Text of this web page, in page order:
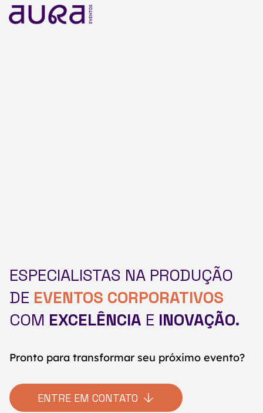
ESPECIALISTAS NA PRODUÇÃO
DE EVENTOS CORPORATIVOS
COM EXCELÊNCIA E INOVAÇÃO.
ENTRE EM CONTATO
Pronto para transformar seu próximo evento?